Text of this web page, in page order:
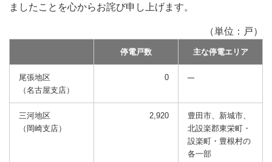
ましたことを心からお詫び申し上げます。
（単位：戸）
停電戸数 主な停電エリア
尾張地区
（名古屋支店）
0
三河地区
（岡崎支店）
2,920
豊田市、新城市、
北設楽郡東栄町・
設楽町・豊根村の
各一部